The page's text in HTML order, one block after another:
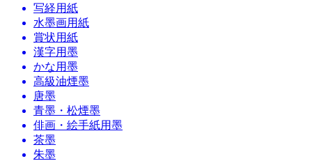
写経用紙
水墨画用紙
賞状用紙
漢字用墨
かな用墨
高級油煙墨
唐墨
青墨・松煙墨
俳画・絵手紙用墨
茶墨
朱墨